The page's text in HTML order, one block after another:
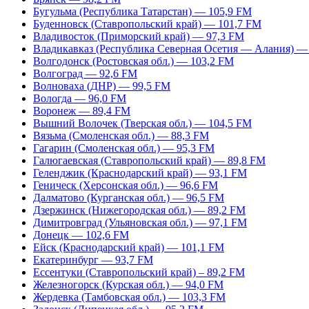
Бугульма (Республика Татарстан) — 105,9 FM
Буденновск (Ставропольский край) — 101,7 FM
Владивосток (Приморский край) — 97,3 FM
Владикавказ (Республика Северная Осетия — Алания)
Волгодонск (Ростовская обл.) — 103,2 FM
Волгоград — 92,6 FM
Волноваха (ДНР) — 99,5 FM
Вологда — 96,0 FM
Воронеж — 89,4 FM
Вышний Волочек (Тверская обл.) — 104,5 FM
Вязьма (Смоленская обл.) — 88,3 FM
Гагарин (Смоленская обл.) — 95,3 FM
Галюгаевская (Ставропольский край) — 89,8 FM
Геленджик (Краснодарский край) — 93,1 FM
Геническ (Херсонская обл.) — 96,6 FM
Далматово (Курганская обл.) — 96,5 FM
Дзержинск (Нижегородская обл.) — 89,2 FM
Димитровград (Ульяновская обл.) — 97,1 FM
Донецк — 102,6 FM
Ейск (Краснодарский край) — 101,1 FM
Екатеринбург — 93,7 FM
Ессентуки (Ставропольский край) – 89,2 FM
Железногорск (Курская обл.) — 94,0 FM
Жердевка (Тамбовская обл.) — 103,3 FM